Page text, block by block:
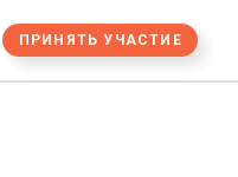
ПРИНЯТЬ УЧАСТИЕ